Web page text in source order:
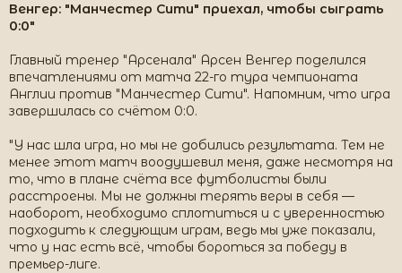
Венгер: "Манчестер Сити" приехал, чтобы сыграть
0:0"
Главный тренер "Арсенала" Арсен Венгер поделился
впечатлениями от матча 22-го тура чемпионата
Англии против "Манчестер Сити". Напомним, что игра
завершилась со счётом 0:0.
"У нас шла игра, но мы не добились результата. Тем не
менее этот матч воодушевил меня, даже несмотря на
то, что в плане счёта все футболисты были
расстроены. Мы не должны терять веры в себя —
наоборот, необходимо сплотиться и с уверенностью
подходить к следующим играм, ведь мы уже показали,
что у нас есть всё, чтобы бороться за победу в
премьер-лиге.